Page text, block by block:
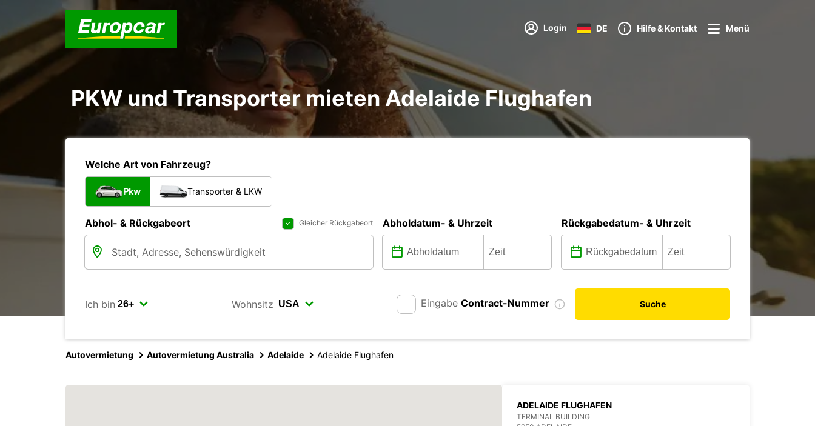
Login DE Hilfe & Kontakt Menü
PKW und Transporter mieten Adelaide Flughafen
Welche Art von Fahrzeug?
Pkw Transporter & LKW
Abhol- & Rückgabeort Gleicher Rückgabeort Abholdatum- & Uhrzeit Rückgabedatum- & Uhrzeit
Ich bin Wohnsitz Eingabe Contract-Nummer Suche
Autovermietung Autovermietung Australia Adelaide Adelaide Flughafen
ADELAIDE FLUGHAFEN
TERMINAL BUILDING